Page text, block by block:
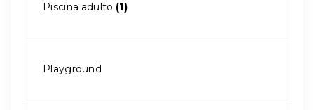
Piscina adulto (1)
Playground